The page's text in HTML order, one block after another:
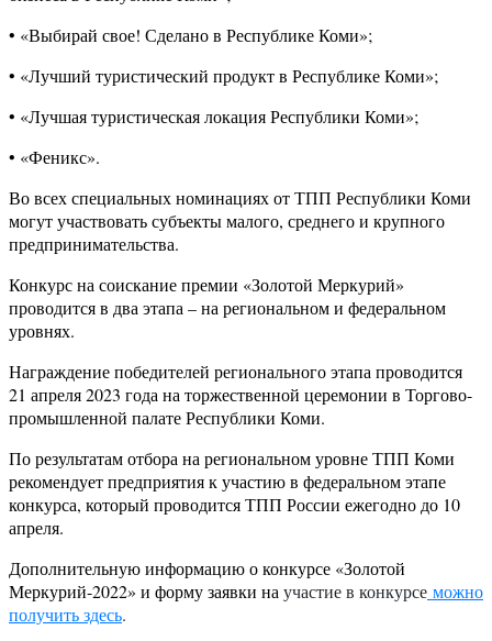
• «Выбирай свое! Сделано в Республике Коми»;
• «Лучший туристический продукт в Республике Коми»;
• «Лучшая туристическая локация Республики Коми»;
• «Феникс».
Во всех специальных номинациях от ТПП Республики Коми
могут участвовать субъекты малого, среднего и крупного
предпринимательства.
Конкурс на соискание премии «Золотой Меркурий»
проводится в два этапа – на региональном и федеральном
уровнях.
Награждение победителей регионального этапа проводится
21 апреля 2023 года на торжественной церемонии в Торгово-
промышленной палате Республики Коми.
По результатам отбора на региональном уровне ТПП Коми
рекомендует предприятия к участию в федеральном этапе
конкурса, который проводится ТПП России ежегодно до 10
апреля.
Дополнительную информацию о конкурсе «Золотой
Меркурий-2022» и форму заявки на участие в конкурсе можно
получить здесь.